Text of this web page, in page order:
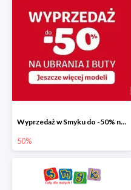
Wyprzedaż w Smyku do -50% na ubrania i buty
50%